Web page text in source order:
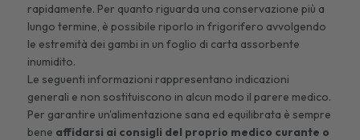
rapidamente. Per quanto riguarda una conservazione più a
lungo termine, è possibile riporlo in frigorifero avvolgendo
le estremità dei gambi in un foglio di carta assorbente
inumidito.
Le seguenti informazioni rappresentano indicazioni
generali e non sostituiscono in alcun modo il parere medico.
Per garantire un'alimentazione sana ed equilibrata è sempre
bene affidarsi ai consigli del proprio medico curante o